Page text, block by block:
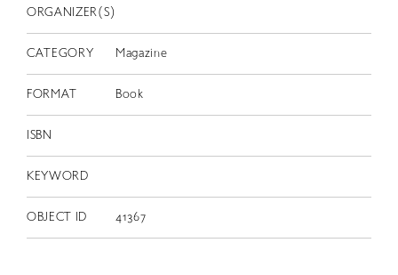
ORGANIZER(S)
CATEGORY Magazine
FORMAT Book
ISBN
KEYWORD
OBJECT ID 41367